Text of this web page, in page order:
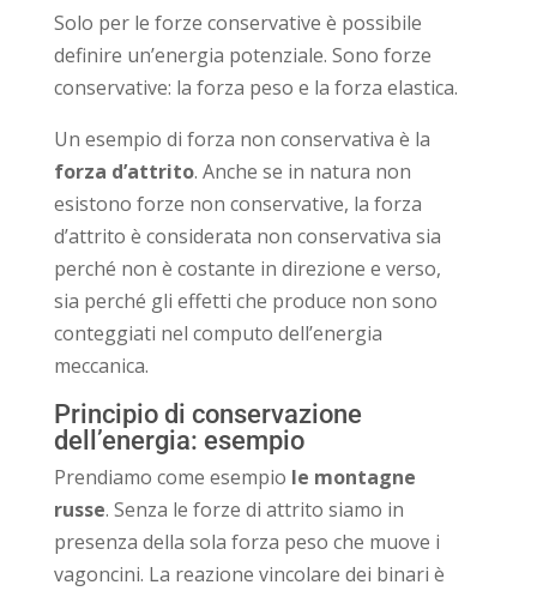
Solo per le forze conservative è possibile
definire un’energia potenziale. Sono forze
conservative: la forza peso e la forza elastica.
Un esempio di forza non conservativa è la
forza d’attrito. Anche se in natura non
esistono forze non conservative, la forza
d’attrito è considerata non conservativa sia
perché non è costante in direzione e verso,
sia perché gli effetti che produce non sono
conteggiati nel computo dell’energia
meccanica.
Principio di conservazione
dell’energia: esempio
Prendiamo come esempio le montagne
russe. Senza le forze di attrito siamo in
presenza della sola forza peso che muove i
vagoncini. La reazione vincolare dei binari è